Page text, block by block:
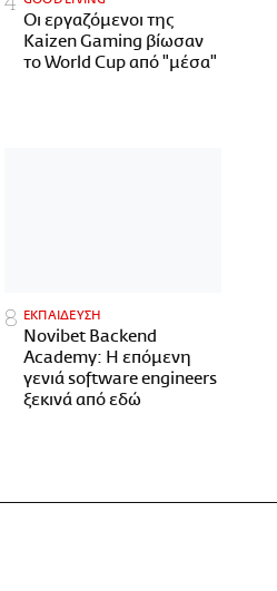
Οι εργαζόμενοι της
Kaizen Gaming βίωσαν
το World Cup από "μέσα"
ΕΚΠΑΙΔΕΥΣΗ
Novibet Backend
Academy: Η επόμενη
γενιά software engineers
ξεκινά από εδώ